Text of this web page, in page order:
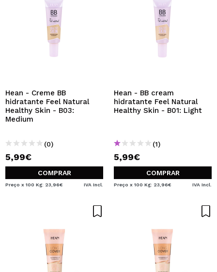
Hean - Creme BB
hidratante Feel Natural
Healthy Skin - B03:
Medium
(0)
5,99€
COMPRAR
Preço x 100 Kg: 23,96€ IVA Incl.
Hean - BB cream
hidratante Feel Natural
Healthy Skin - B01: Light
(1)
5,99€
COMPRAR
Preço x 100 Kg: 23,96€ IVA Incl.